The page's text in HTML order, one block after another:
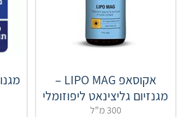
אקוסאפ ‎LIPO MAG –
מגנזיום גליצינאט ליפוזומלי
300 מ"ל